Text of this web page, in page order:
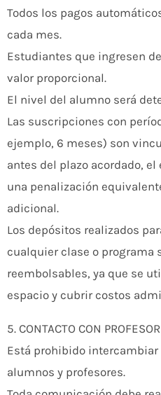
Todos los pagos
cada mes.
Estudiantes que ingresen
valor proporcional.
El nivel del alumno será
Las suscripciones con
ejemplo, 6 meses) son
antes del plazo acordado,
una penalización
adicional.
Los depósitos realizados
cualquier clase o programa
reembolsables, ya que se
espacio y cubrir costos
5. CONTACTO CON
Está prohibido
alumnos y profesores.